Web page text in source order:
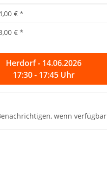
€ *
€ *
Herdorf - 14.06.2026
17:30 - 17:45 Uhr
wenn verfügbar